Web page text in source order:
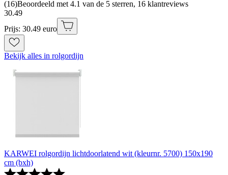
(16)Beoordeeld met 4.1 van de 5 sterren, 16 klantreviews
30.49
Prijs: 30.49 euro
Bekijk alles in rolgordijn
KARWEI rolgordijn lichtdoorlatend wit (kleurnr. 5700) 150x190
cm (bxh)